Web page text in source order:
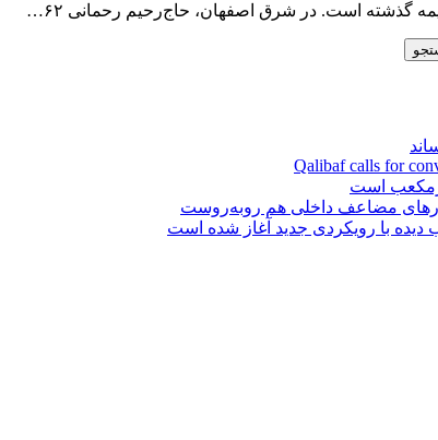
گذشته است. در شرق اصفهان، حاج‌رحیم رحمانی ۶۲…
Qalibaf calls for
مضاعف داخلی هم روبه‌روست
دیده با رویکردی جدید آغاز شده است